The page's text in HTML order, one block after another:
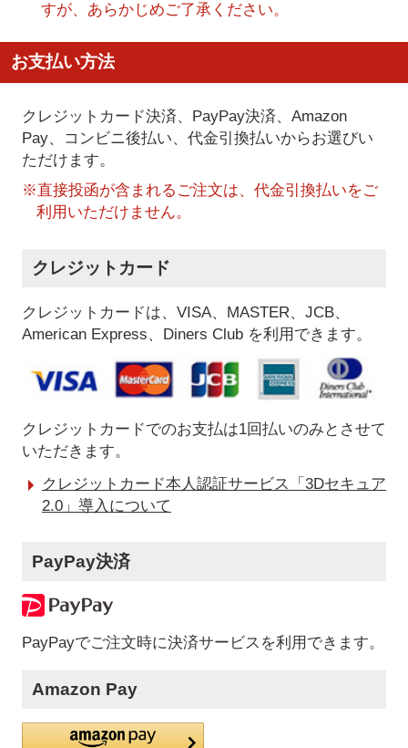
すが、あらかじめご了承ください。
お支払い方法
クレジットカード決済、PayPay決済、Amazon
Pay、コンビニ後払い、代金引換払いからお選びい
ただけます。
※直接投函が含まれるご注文は、代金引換払いをご
利用いただけません。
クレジットカード
クレジットカードは、VISA、MASTER、JCB、
American Express、Diners Club を利用できます。
クレジットカードでのお支払は1回払いのみとさせて
いただきます。
クレジットカード本人認証サービス「3Dセキュア
2.0」導入について
PayPay決済
PayPayでご注文時に決済サービスを利用できます。
Amazon Pay